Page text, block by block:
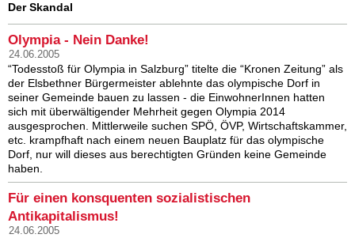
Der Skandal
Olympia - Nein Danke!
24.06.2005
“Todesstoß für Olympia in Salzburg” titelte die “Kronen Zeitung” als
der Elsbethner Bürgermeister ablehnte das olympische Dorf in
seiner Gemeinde bauen zu lassen - die EinwohnerInnen hatten
sich mit überwältigender Mehrheit gegen Olympia 2014
ausgesprochen. Mittlerweile suchen SPÖ, ÖVP, Wirtschaftskammer,
etc. krampfhaft nach einem neuen Bauplatz für das olympische
Dorf, nur will dieses aus berechtigten Gründen keine Gemeinde
haben.
Für einen konsquenten sozialistischen
Antikapitalismus!
24.06.2005